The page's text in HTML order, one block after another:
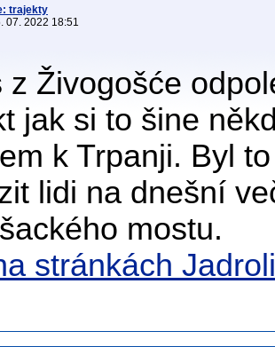
trajekty
07. 2022 18:51
z Živogošće
jak si to šine
k Trpanji. Byl
lidi na dnešní
mostu.
stránkách